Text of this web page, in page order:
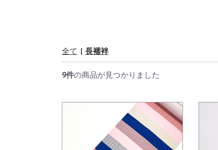
全て | 長襦袢
9件の商品が見つかりました